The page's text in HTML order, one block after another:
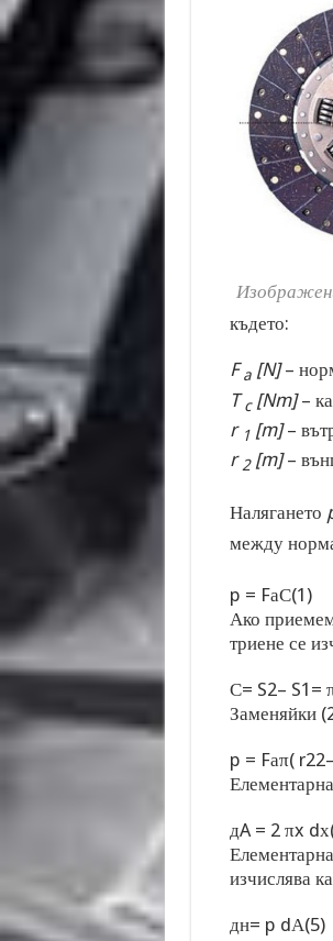
където:
Fa[N]–
Tc[Nm]–
r 1[m]–
r2[m]–
Налягането
между
p = FаС(1)
Ако
триене се
С= S2– S1 =
Заменяйки
p = Fаπ( r22–
дA = 2 πx dх
изчислява
дн= p dА(5)